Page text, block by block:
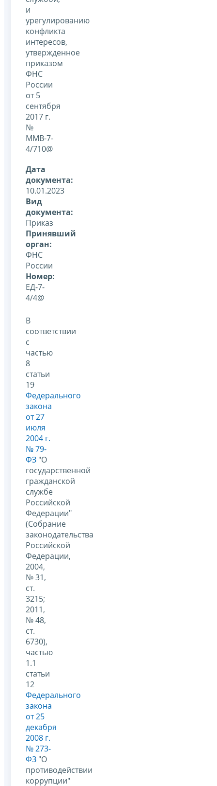
и
урегулированию
конфликта
интересов,
утвержденное
приказом
ФНС
России
от 5
сентября
2017 г.
№
ММВ-7-
4/710@
Дата
документа:
10.01.2023
Вид
документа:
Приказ
Принявший
орган:
ФНС
России
Номер:
ЕД-7-
4/4@
В
соответствии
с
частью
8
статьи
19
Федерального
закона
от 27
июля
2004 г.
№ 79-
ФЗ "О
государственной
гражданской
службе
Российской
Федерации"
(Собрание
законодательства
Российской
Федерации,
2004,
№ 31,
ст.
3215;
2011,
№ 48,
ст.
6730),
частью
1.1
статьи
12
Федерального
закона
от 25
декабря
2008 г.
№ 273-
ФЗ "О
противодействии
коррупции"